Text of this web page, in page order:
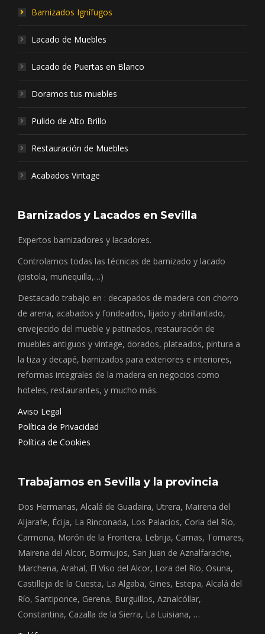
Barnizados Ignífugos
Lacado de Muebles
Lacado de Puertas en Blanco
Doramos tus muebles
Pulido de Alto Brillo
Restauración de Muebles
Acabados Vintage
Barnizados y Lacados en Sevilla
Expertos barnizadores y lacadores.
Controlamos todas las técnicas de barnizado y lacado
(pistola, muñequilla,…)
Destacado trabajo en : decapados de madera con chorro
de arena, acabados y fondeados, lijado y abrillantado,
envejecido del mueble y patinados, restauración de
muebles antiguos y vintage, dorados, plateados, pintura a
la tiza y decapé, barnizados para exteriores e interiores,
reformas integrales de la madera en negocios como
hoteles, restaurantes, y mucho más.
Aviso Legal
Política de Privacidad
Política de Cookies
Trabajamos en Sevilla y la provincia
Dos Hermanas, Alcalá de Guadaira, Utrera, Mairena del
Aljarafe, Écija, La Rinconada, Los Palacios, Coria del Río,
Carmona, Morón de la Frontera, Lebrija, Camas, Tomares,
Mairena del Alcor, Bormujos, San Juan de Aznalfarache,
Marchena, Arahal, El Viso del Alcor, Lora del Río, Osuna,
Castilleja de la Cuesta, La Algaba, Gines, Estepa, Alcalá del
Río, Santiponce, Gerena, Burguillos, Aznalcóllar,
Constantina, Cazalla de la Sierra, La Luisiana, …